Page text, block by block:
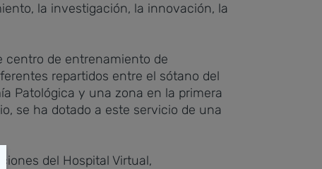
la investigación, la innovación, la
centro de entrenamiento de
repartidos entre el sótano del
Patológica y una zona en la primera
se ha dotado a este servicio de una
del Hospital Virtual,